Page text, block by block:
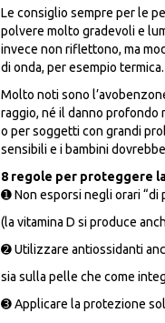
Le consiglio sempre per le
polvere molto gradevoli e
invece non riflettono, ma
di onda, per esempio termica.
Molto noti sono
raggio, né il danno profondo
o per soggetti con grandi
sensibili e i bambini
8 regole per proteggere
➊ Non esporsi negli orari “di
(la vitamina D si produce
➋ Utilizzare antiossidanti
sia sulla pelle che come
➌ Applicare la protezione